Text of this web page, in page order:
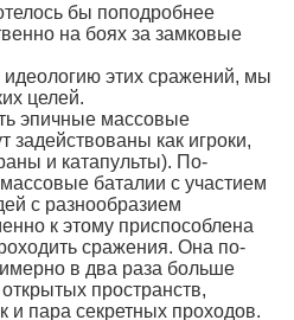
бы поподробнее
на боях за замковые
этих сражений, мы
целей.
эпичные массовые
задействованы как игроки,
и катапульты). По-
баталии с участием
с разнообразием
к этому приспособлена
сражения. Она по-
в два раза больше
пространств,
и пара секретных проходов.